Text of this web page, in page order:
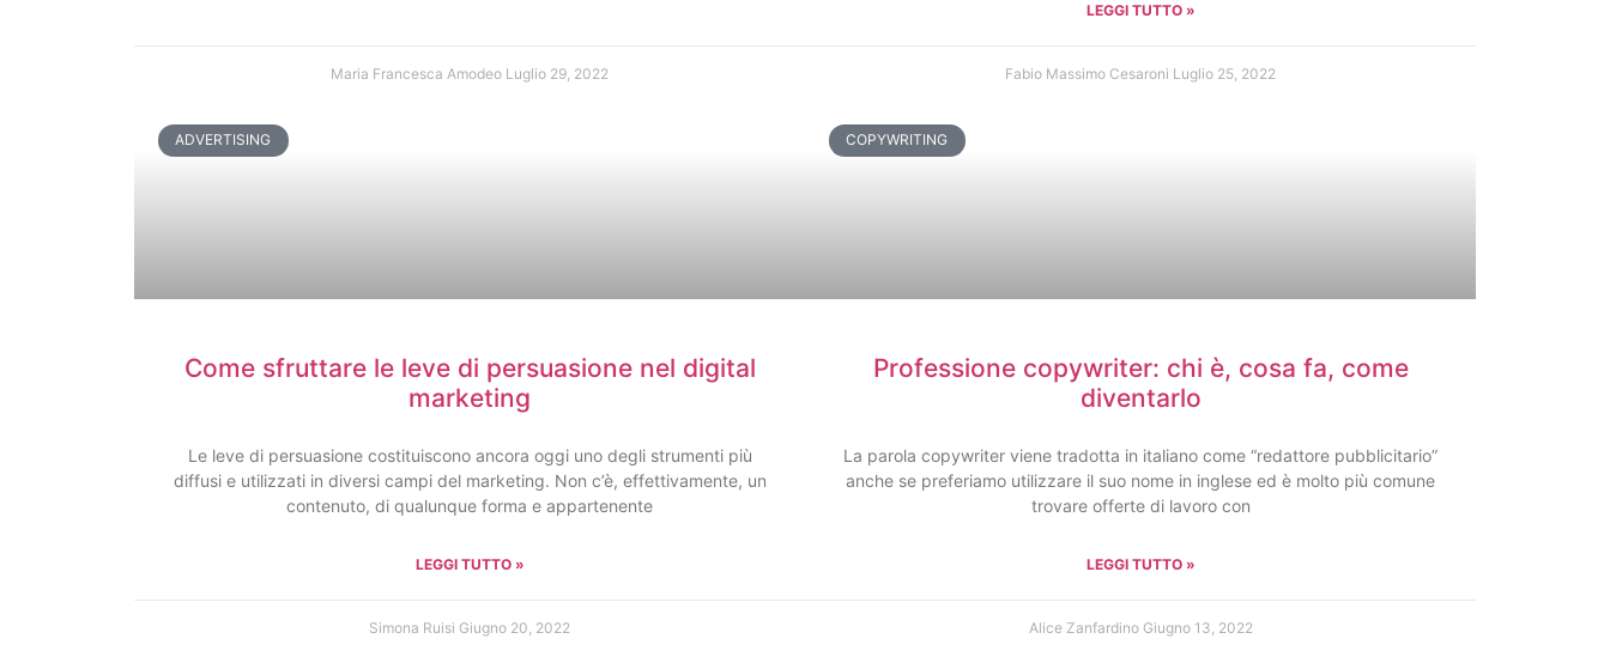
Maria Francesca Amodeo Luglio 29, 2022
LEGGI TUTTO »
Fabio Massimo Cesaroni Luglio 25, 2022
ADVERTISING
Come sfruttare le leve di persuasione nel digital
marketing
Le leve di persuasione costituiscono ancora oggi uno degli strumenti più
diffusi e utilizzati in diversi campi del marketing. Non c’è, effettivamente, un
contenuto, di qualunque forma e appartenente
LEGGI TUTTO »
Simona Ruisi Giugno 20, 2022
COPYWRITING
Professione copywriter: chi è, cosa fa, come
diventarlo
La parola copywriter viene tradotta in italiano come “redattore pubblicitario”
anche se preferiamo utilizzare il suo nome in inglese ed è molto più comune
trovare offerte di lavoro con
LEGGI TUTTO »
Alice Zanfardino Giugno 13, 2022